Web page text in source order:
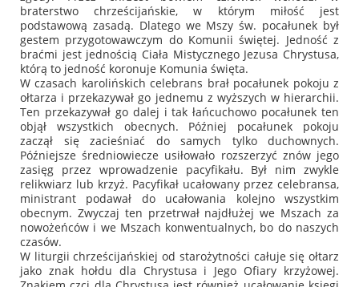
braterstwo chrześcijańskie, w którym miłość jest
podstawową zasadą. Dlatego we Mszy św. pocałunek był
gestem przygotowawczym do Komunii świętej. Jedność z
braćmi jest jednością Ciała Mistycznego Jezusa Chrystusa,
którą to jedność koronuje Komunia święta.
W czasach karolińskich celebrans brał pocałunek pokoju z
ołtarza i przekazywał go jednemu z wyższych w hierarchii.
Ten przekazywał go dalej i tak łańcuchowo pocałunek ten
objął wszystkich obecnych. Później pocałunek pokoju
zaczął się zacieśniać do samych tylko duchownych.
Późniejsze średniowiecze usiłowało rozszerzyć znów jego
zasięg przez wprowadzenie pacyfikału. Był nim zwykle
relikwiarz lub krzyż. Pacyfikał ucałowany przez celebransa,
ministrant podawał do ucałowania kolejno wszystkim
obecnym. Zwyczaj ten przetrwał najdłużej we Mszach za
nowożeńców i we Mszach konwentualnych, bo do naszych
czasów.
W liturgii chrześcijańskiej od starożytności całuje się ołtarz
jako znak hołdu dla Chrystusa i Jego Ofiary krzyżowej.